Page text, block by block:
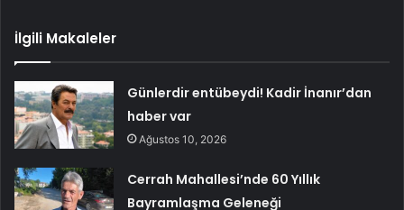
İlgili Makaleler
Günlerdir entübeydi! Kadir İnanır’dan
haber var
Ağustos 10, 2026
Cerrah Mahallesi’nde 60 Yıllık
Bayramlaşma Geleneği